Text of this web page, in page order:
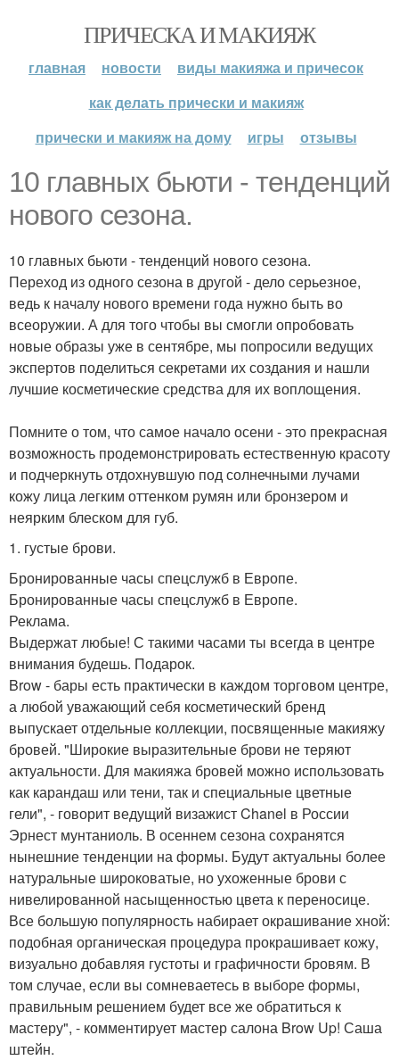
ПРИЧЕСКА И МАКИЯЖ
главная новости
виды макияжа и причесок
как делать прически и макияж
прически и макияж на дому
игры отзывы
10 главных бьюти - тенденций
нового сезона.
10 главных бьюти - тенденций нового сезона.
Переход из одного сезона в другой - дело серьезное,
ведь к началу нового времени года нужно быть во
всеоружии. А для того чтобы вы смогли опробовать
новые образы уже в сентябре, мы попросили ведущих
экспертов поделиться секретами их создания и нашли
лучшие косметические средства для их воплощения.
Помните о том, что самое начало осени - это прекрасная
возможность продемонстрировать естественную красоту
и подчеркнуть отдохнувшую под солнечными лучами
кожу лица легким оттенком румян или бронзером и
неярким блеском для губ.
1. густые брови.
Бронированные часы спецслужб в Европе.
Бронированные часы спецслужб в Европе.
Реклама.
Выдержат любые! С такими часами ты всегда в центре
внимания будешь. Подарок.
Brow - бары есть практически в каждом торговом центре,
а любой уважающий себя косметический бренд
выпускает отдельные коллекции, посвященные макияжу
бровей. "Широкие выразительные брови не теряют
актуальности. Для макияжа бровей можно использовать
как карандаш или тени, так и специальные цветные
гели", - говорит ведущий визажист Chanel в России
Эрнест мунтаниоль. В осеннем сезона сохранятся
нынешние тенденции на формы. Будут актуальны более
натуральные широковатые, но ухоженные брови с
нивелированной насыщенностью цвета к переносице.
Все большую популярность набирает окрашивание хной:
подобная органическая процедура прокрашивает кожу,
визуально добавляя густоты и графичности бровям. В
том случае, если вы сомневаетесь в выборе формы,
правильным решением будет все же обратиться к
мастеру", - комментирует мастер салона Brow Up! Саша
штейн.